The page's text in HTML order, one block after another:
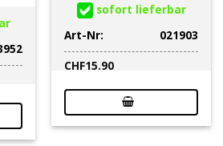
sofort lieferbar
Art-Nr:
021903
CHF15.90